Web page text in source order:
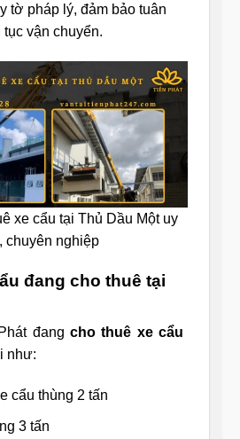
tờ pháp lý, đảm bảo tuân
tục vận chuyển.
xe cẩu tại Thủ Dầu Một uy
chuyên nghiệp
đang cho thuê tại
đang cho thuê xe cẩu
như:
cẩu thùng 2 tấn
3 tấn